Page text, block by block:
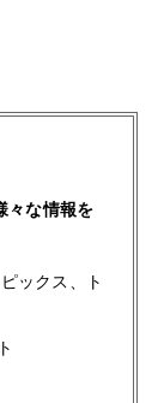
々な情報を
ックス、ト